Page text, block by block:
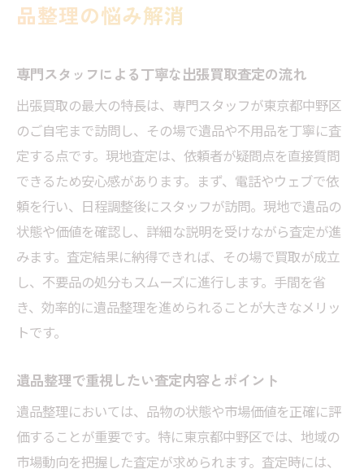
品整理の悩み解消
専門スタッフによる丁寧な出張買取査定の流れ
出張買取の最大の特長は、専門スタッフが東京都中野区
のご自宅まで訪問し、その場で遺品や不用品を丁寧に査
定する点です。現地査定は、依頼者が疑問点を直接質問
できるため安心感があります。まず、電話やウェブで依
頼を行い、日程調整後にスタッフが訪問。現地で遺品の
状態や価値を確認し、詳細な説明を受けながら査定が進
みます。査定結果に納得できれば、その場で買取が成立
し、不要品の処分もスムーズに進行します。手間を省
き、効率的に遺品整理を進められることが大きなメリッ
トです。
遺品整理で重視したい査定内容とポイント
遺品整理においては、品物の状態や市場価値を正確に評
価することが重要です。特に東京都中野区では、地域の
市場動向を把握した査定が求められます。査定時には、